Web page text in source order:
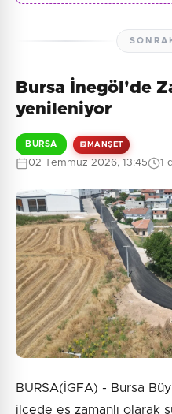
Bursa İnegöl'de
yenileniyor
BURSA MANŞET
02 Temmuz 2026, 13:45 1
BURSA(İGFA) - Bursa
ilçede eş zamanlı olarak